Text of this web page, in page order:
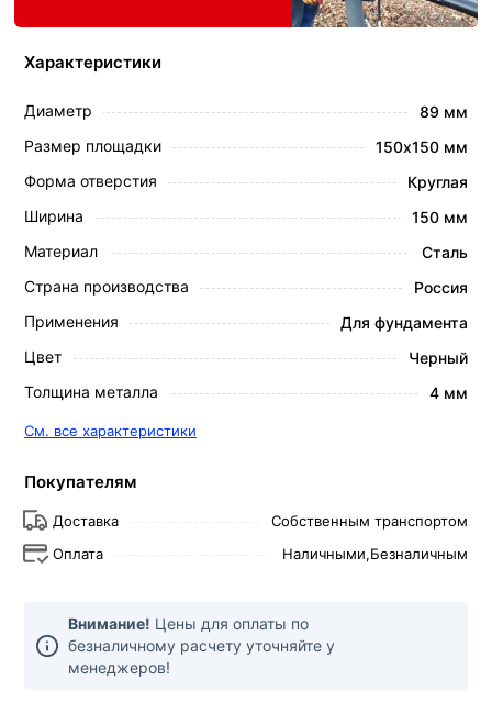
Характеристики
Диаметр
89 мм
Размер площадки
150х150 мм
Форма отверстия
Круглая
Ширина
150 мм
Материал
Сталь
Страна производства
Россия
Применения
Для фундамента
Цвет
Черный
Толщина металла
4 мм
См. все характеристики
Покупателям
Доставка
Собственным транспортом
Оплата
Наличными,Безналичным
Внимание! Цены для оплаты по
безналичному расчету уточняйте у
менеджеров!